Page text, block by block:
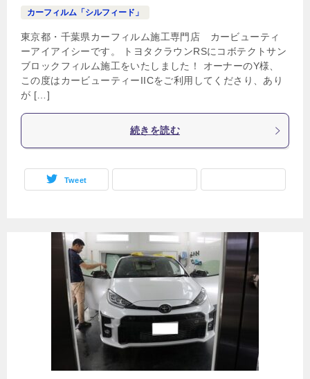
カーフィルム「シルフィード」
東京都・千葉県カーフィルム施工専門店 カービューティ
ーアイアイシーです。 トヨタクラウンRSにコボテクトサン
ブロックフィルム施工をいたしました！ オーナーのY様、
この度はカービューティーIICをご利用してくださり、あり
が […]
続きを読む
Tweet